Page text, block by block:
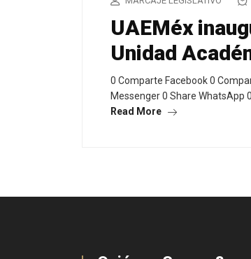
UAEMéx
Unidad
0 Comparte Facebook 0
Messenger 0 Share WhatsApp
Read More